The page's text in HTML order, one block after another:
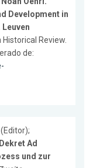
Development in
Review.
de:
Ad
und zur